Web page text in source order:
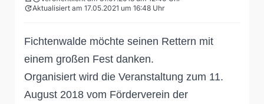
updateAktualisiert am 17.05.2021 um 16:48 Uhr
Fichtenwalde möchte seinen Rettern mit
einem großen Fest danken.
Organisiert wird die Veranstaltung zum 11.
August 2018 vom Förderverein der